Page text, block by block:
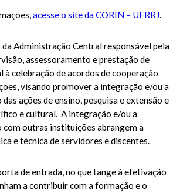
acesse o site da CORIN – UFRRJ.
Administração Central responsável pela
assessoramento e prestação de
à celebração de acordos de cooperação
visando promover a integração e/ou a
ações de ensino, pesquisa e extensão e
e cultural. A integração e/ou a
com outras instituições abrangem a
e técnica de servidores e discentes.
de entrada, no que tange à efetivação
a contribuir com a formação e o